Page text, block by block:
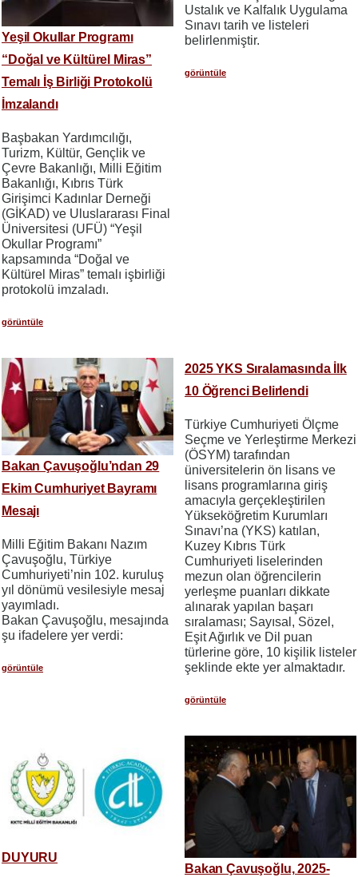
Yeşil Okullar Programı
“Doğal ve Kültürel Miras”
Temalı İş Birliği Protokolü
İmzalandı
Başbakan Yardımcılığı,
Turizm, Kültür, Gençlik ve
Çevre Bakanlığı, Milli Eğitim
Bakanlığı, Kıbrıs Türk
Girişimci Kadınlar Derneği
(GİKAD) ve Uluslararası Final
Üniversitesi (UFÜ) “Yeşil
Okullar Programı”
kapsamında “Doğal ve
Kültürel Miras” temalı işbirliği
protokolü imzaladı.
görüntüle
Ustalık ve Kalfalık Uygulama
Sınavı tarih ve listeleri
belirlenmiştir.
görüntüle
Bakan Çavuşoğlu’ndan 29
Ekim Cumhuriyet Bayramı
Mesajı
Milli Eğitim Bakanı Nazım
Çavuşoğlu, Türkiye
Cumhuriyeti’nin 102. kuruluş
yıl dönümü vesilesiyle mesaj
yayımladı.
Bakan Çavuşoğlu, mesajında
şu ifadelere yer verdi:
görüntüle
2025 YKS Sıralamasında İlk
10 Öğrenci Belirlendi
Türkiye Cumhuriyeti Ölçme
Seçme ve Yerleştirme Merkezi
(ÖSYM) tarafından
üniversitelerin ön lisans ve
lisans programlarına giriş
amacıyla gerçekleştirilen
Yükseköğretim Kurumları
Sınavı’na (YKS) katılan,
Kuzey Kıbrıs Türk
Cumhuriyeti liselerinden
mezun olan öğrencilerin
yerleşme puanları dikkate
alınarak yapılan başarı
sıralaması; Sayısal, Sözel,
Eşit Ağırlık ve Dil puan
türlerine göre, 10 kişilik listeler
şeklinde ekte yer almaktadır.
görüntüle
DUYURU
Bakan Çavuşoğlu, 2025-